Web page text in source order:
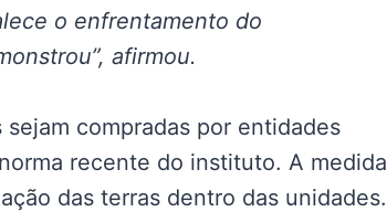
o enfrentamento do
afirmou.
compradas por entidades
recente do instituto. A medida
das terras dentro das unidades.